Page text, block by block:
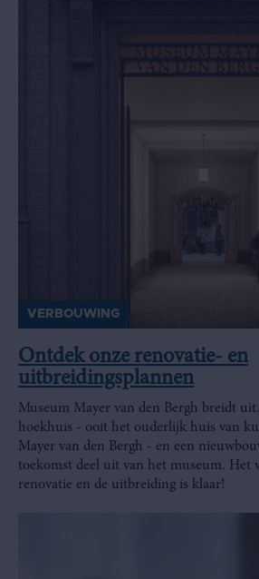
VERBOUWING
Ontdek onze renovatie- en
uitbreidingsplannen
Museum Mayer van den Bergh breidt
hoekhuis - ooit het ouderlijk huis van
Mayer van den Bergh - en een
toekomst deel uit van het museum. Het
renovatie en de uitbreiding is klaar!